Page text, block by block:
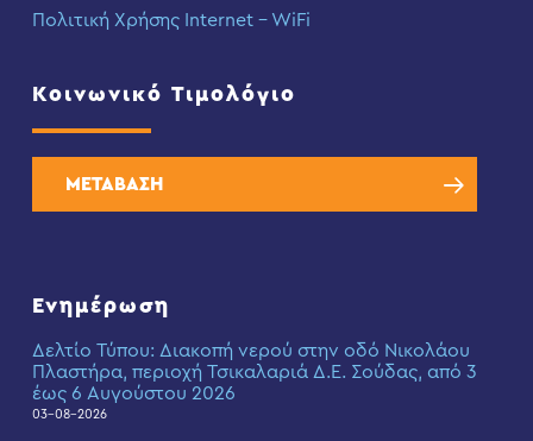
Πολιτική Χρήσης Internet – WiFi
Κοινωνικό Τιμολόγιο
ΜΕΤΑΒΑΣΗ
Ενημέρωση
Δελτίο Τύπου: Διακοπή νερού στην οδό Νικολάου
Πλαστήρα, περιοχή Τσικαλαριά Δ.Ε. Σούδας, από 3
έως 6 Αυγούστου 2026
03-08-2026